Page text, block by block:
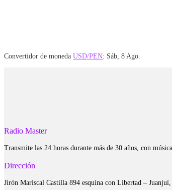
Convertidor de moneda USD/PEN: Sáb, 8 Ago.
Radio Master
Transmite las 24 horas durante más de 30 años, con
Dirección
Jirón Mariscal Castilla 894 esquina con Libertad –